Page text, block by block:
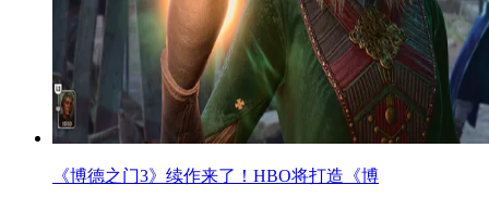
《博德之门3》续作来了！HBO将打造《博